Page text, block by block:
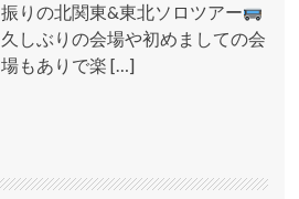
振りの北関東&東北ソロツアー
久しぶりの会場や初めましての会
場もありで楽 […]